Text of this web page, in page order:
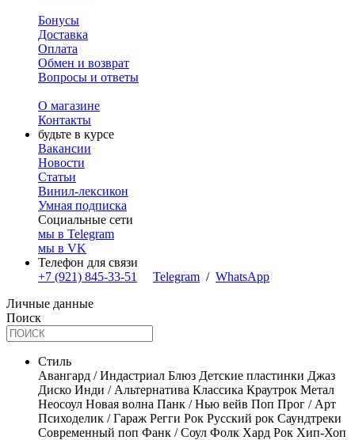
Бонусы
Доставка
Оплата
Обмен и возврат
Вопросы и ответы
О магазине
Контакты
будьте в курсе
Вакансии
Новости
Статьи
Винил-лексикон
Умная подписка
Социальные сети
мы в Telegram
мы в VK
Телефон для связи
+7 (921) 845-33-51
Telegram / WhatsApp
Личные данные
Поиск
Стиль
Авангард / Индастриал Блюз Детские пластинки Джаз
Диско Инди / Альтернатива Классика Краутрок Метал
Неосоул Новая волна Панк / Нью вейв Поп Прог / Арт
Психоделик / Гараж Регги Рок Русский рок Саундтреки
Современный поп Фанк / Соул Фолк Хард Рок Хип-Хоп